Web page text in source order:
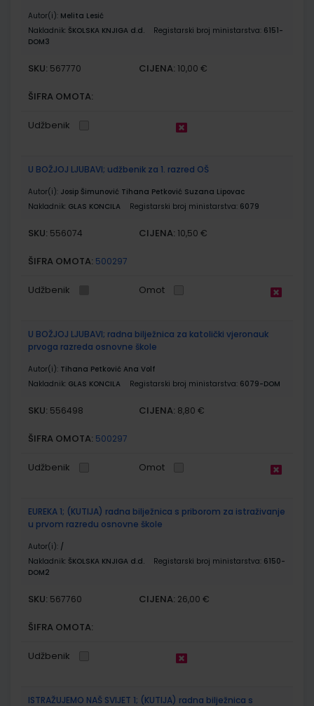
Autor(i): Melita Lesić
Nakladnik: ŠKOLSKA KNJIGA d.d. Registarski broj ministarstva: 6151-
DOM3
SKU: 567770 CIJENA: 10,00 €
ŠIFRA OMOTA:
Udžbenik
U BOŽJOJ LJUBAVI; udžbenik za 1. razred OŠ
Autor(i): Josip Šimunović Tihana Petković Suzana Lipovac
Nakladnik: GLAS KONCILA Registarski broj ministarstva: 6079
SKU: 556074 CIJENA: 10,50 €
ŠIFRA OMOTA: 500297
Udžbenik Omot
U BOŽJOJ LJUBAVI; radna bilježnica za katolički vjeronauk
prvoga razreda osnovne škole
Autor(i): Tihana Petković Ana Volf
Nakladnik: GLAS KONCILA Registarski broj ministarstva: 6079-DOM
SKU: 556498 CIJENA: 8,80 €
ŠIFRA OMOTA: 500297
Udžbenik Omot
EUREKA 1; (KUTIJA) radna bilježnica s priborom za istraživanje
u prvom razredu osnovne škole
Autor(i): /
Nakladnik: ŠKOLSKA KNJIGA d.d. Registarski broj ministarstva: 6150-
DOM2
SKU: 567760 CIJENA: 26,00 €
ŠIFRA OMOTA:
Udžbenik
ISTRAŽUJEMO NAŠ SVIJET 1; (KUTIJA) radna bilježnica s